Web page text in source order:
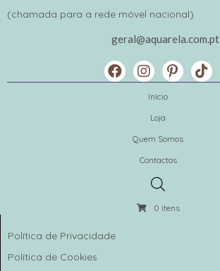
(chamada para a rede móvel nacional)
geral@aquarela.com.pt
Início
Loja
Quem Somos
Contactos
0 itens
Política de Privacidade
Política de Cookies